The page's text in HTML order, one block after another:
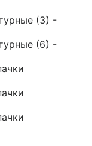
(3) -
(6) -